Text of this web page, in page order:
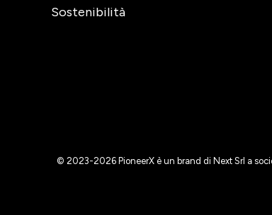
Sostenibilità
© 2023-2026 PioneerX è un brand di Next Srl a